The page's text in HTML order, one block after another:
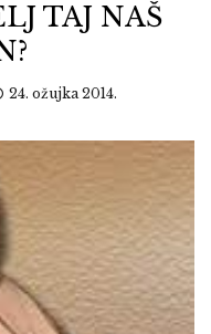
TAJ NAŠ
24. ožujka 2014.